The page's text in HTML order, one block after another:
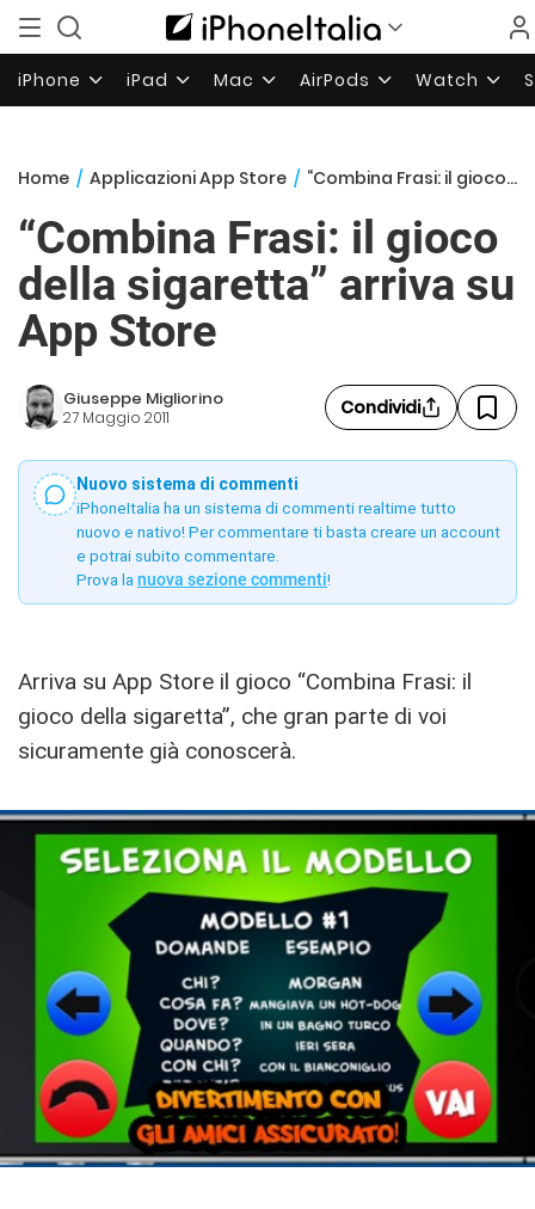
iPhone iPad Mac AirPods Watch
Home / Applicazioni App Store / “Combina Frasi: il gioco della sigaretta” arriva su App Store
“Combina Frasi: il gioco
della sigaretta” arriva su
App Store
Giuseppe Migliorino
27 Maggio 2011 Condividi
Nuovo sistema di commenti
iPhoneItalia ha un sistema di commenti realtime tutto
nuovo e nativo! Per commentare ti basta creare un account
e potrai subito commentare.
Prova la nuova sezione commenti!
Arriva su App Store il gioco “Combina Frasi: il
gioco della sigaretta”, che gran parte di voi
sicuramente già conoscerà.